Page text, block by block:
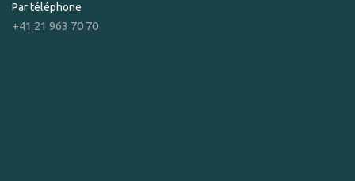
Par téléphone
+41 21 963 70 70